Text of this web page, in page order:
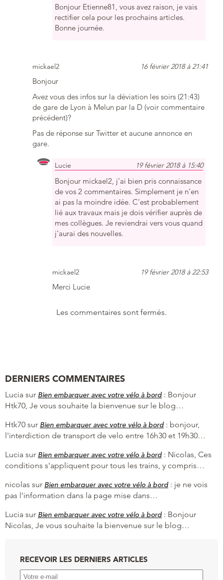
Bonjour Etienne81, vous avez raison, je vais
rectifier cela pour les prochains articles.
Bonne journée.
mickael2 16 février 2018 à 21:41
Bonjour
Avez vous des infos sur la déviation les soirs (21:43)
de gare de Lyon à Melun par la D (voir commentaire
précédent)?
Pas de réponse sur Twitter et aucune annonce en
gare.
Lucie 19 février 2018 à 15:40
Bonjour mickael2, j’ai bien pris connaissance
de vos 2 commentaires. Simplement je n’en
ai pas la moindre idée. C’est probablement
lié aux travaux mais je dois vérifier auprès de
mes collègues. Je reviendrai vers vous quand
j’aurai des nouvelles.
mickael2 19 février 2018 à 22:53
Merci Lucie
Les commentaires sont fermés.
DERNIERS COMMENTAIRES
Lucia sur Bien embarquer avec votre vélo à bord : Bonjour
Htk70, Je vous souhaite la bienvenue sur le blog…
Htk70 sur Bien embarquer avec votre vélo à bord : bonjour,
l'interdiction de transport de velo entre 16h30 et 19h30…
Lucia sur Bien embarquer avec votre vélo à bord : Nicolas, Ces
conditions s'appliquent pour tous les trains, y compris…
nicolas sur Bien embarquer avec votre vélo à bord : je ne vois
pas l'information dans la page mise dans…
Lucia sur Bien embarquer avec votre vélo à bord : Bonjour
Nicolas, Je vous souhaite la bienvenue sur le blog…
RECEVOIR LES DERNIERS ARTICLES